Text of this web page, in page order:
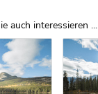
auch interessieren ...